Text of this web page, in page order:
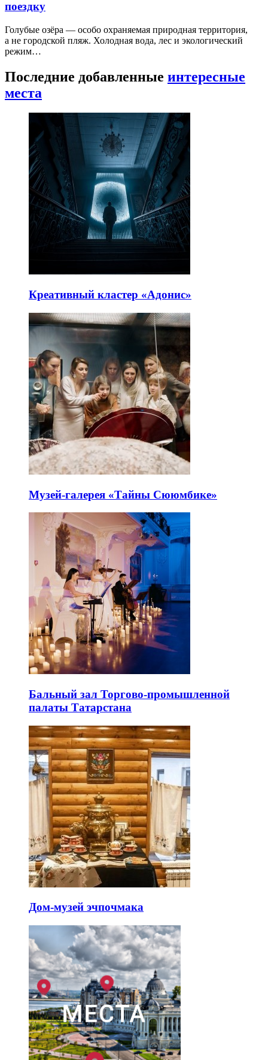
поездку
Голубые озёра — особо охраняемая природная территория,
а не городской пляж. Холодная вода, лес и экологический
режим…
Последние добавленные интересные
места
Креативный кластер «Адонис»
Музей-галерея «Тайны Сююмбике»
Бальный зал Торгово-промышленной
палаты Татарстана
Дом-музей эчпочмака